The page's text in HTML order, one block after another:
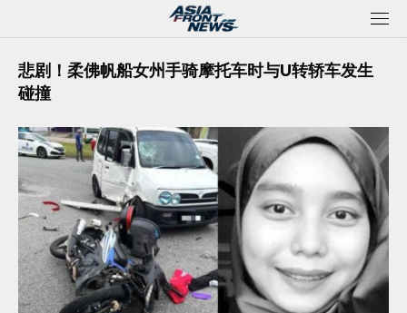
悲剧！柔佛帆船女州手骑摩托车时与U转轿车发生
碰撞